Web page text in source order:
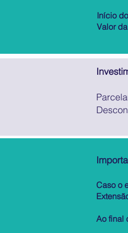
Início
Valor
Caso o
Ao final